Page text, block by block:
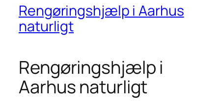
Rengøringshjælp i Aarhus
naturligt
Rengøringshjælp i
Aarhus naturligt